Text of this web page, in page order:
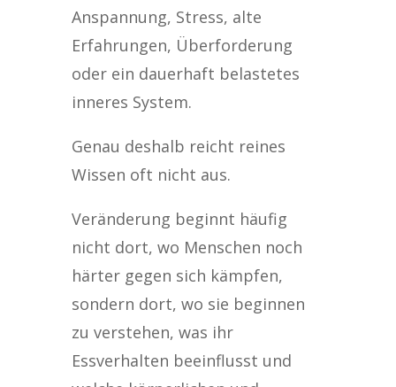
Anspannung, Stress, alte
Erfahrungen, Überforderung
oder ein dauerhaft belastetes
inneres System.
Genau deshalb reicht reines
Wissen oft nicht aus.
Veränderung beginnt häufig
nicht dort, wo Menschen noch
härter gegen sich kämpfen,
sondern dort, wo sie beginnen
zu verstehen, was ihr
Essverhalten beeinflusst und